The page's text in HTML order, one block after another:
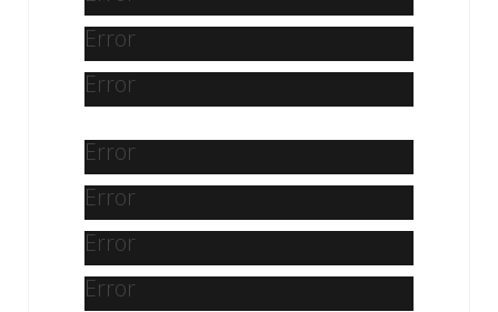
Error
Error
Error
Error
Error
Error